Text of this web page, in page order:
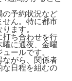
予約状況など
ん。特に都市
ます。
ち合わせを行
に通夜、金曜
ールです。
ながら、関係者
日程を組むの